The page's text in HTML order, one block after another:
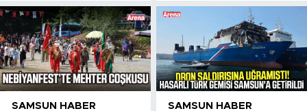
SAMSUN HABER SAMSUN HABER